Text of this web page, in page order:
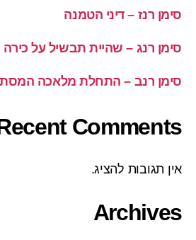
סימן רנז – דיני הטמנה
סימן רנג – שהיית תבשיל על
סימן רנב – התחלת מלאכה
Comments
אין תגובות להציג.
Archives